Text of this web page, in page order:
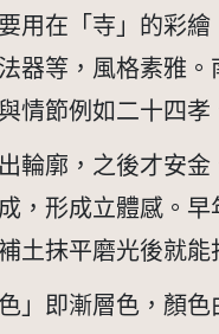
用在「寺」的彩
器等，風格素雅
情節例如二十四孝
廓，之後才安金
，形成立體感。
土抹平磨光後就能
」即漸層色，顏